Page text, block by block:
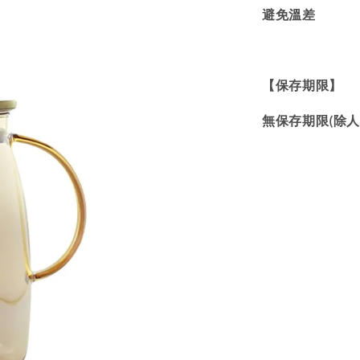
避免溫差
【保存期限】
無保存期限(除